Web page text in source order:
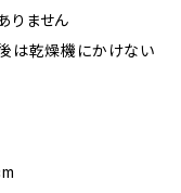
りません
は乾燥機にかけない